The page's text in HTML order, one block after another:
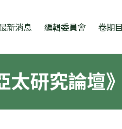
新消息 編輯委員會 卷期
太研究論壇》